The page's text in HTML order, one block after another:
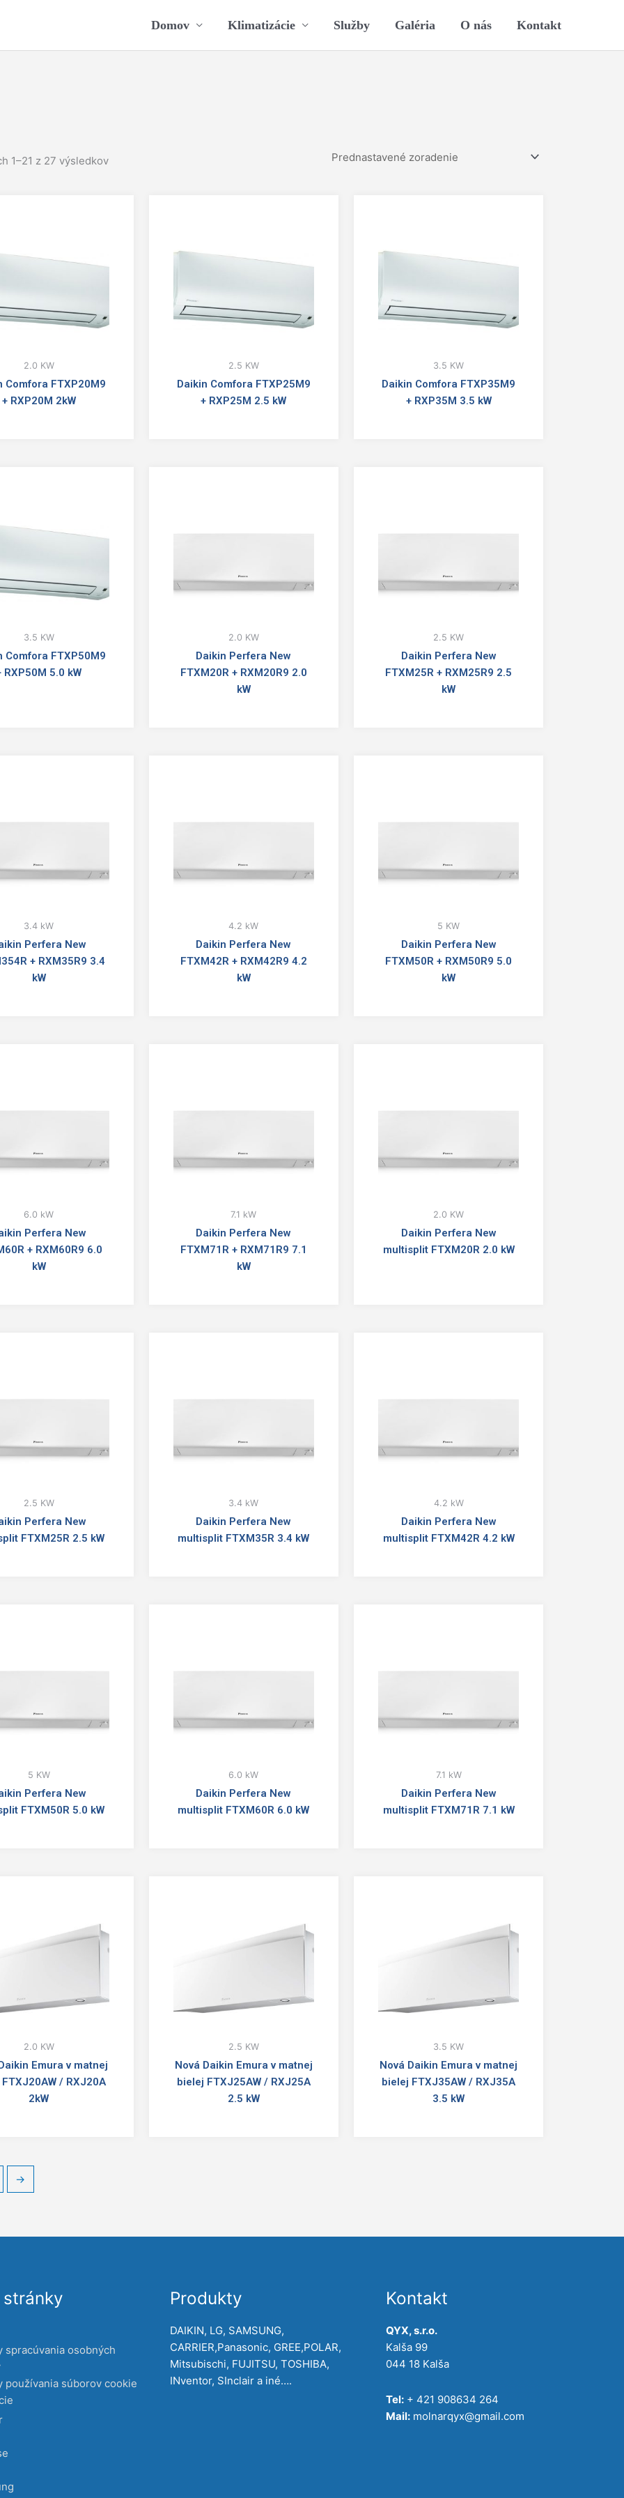
Domov Klimatizácie Služby Galéria O nás Kontakt
1–21 z 27 výsledkov
2.0 KW
Comfora FTXP20M9
+ RXP20M 2kW
2.5 KW
Daikin Comfora FTXP25M9
+ RXP25M 2.5 kW
3.5 KW
Daikin Comfora FTXP35M9
+ RXP35M 3.5 kW
3.5 KW
Comfora FTXP50M9
RXP50M 5.0 kW
2.0 KW
Daikin Perfera New
FTXM20R + RXM20R9 2.0
kW
2.5 KW
Daikin Perfera New
FTXM25R + RXM25R9 2.5
kW
3.4 kW
Perfera New
+ RXM35R9 3.4
kW
4.2 kW
Daikin Perfera New
FTXM42R + RXM42R9 4.2
kW
5 KW
Daikin Perfera New
FTXM50R + RXM50R9 5.0
kW
6.0 kW
Perfera New
+ RXM60R9 6.0
kW
7.1 kW
Daikin Perfera New
FTXM71R + RXM71R9 7.1
kW
2.0 KW
Daikin Perfera New
multisplit FTXM20R 2.0 kW
2.5 KW
Perfera New
FTXM25R 2.5 kW
3.4 kW
Daikin Perfera New
multisplit FTXM35R 3.4 kW
4.2 kW
Daikin Perfera New
multisplit FTXM42R 4.2 kW
5 KW
Perfera New
FTXM50R 5.0 kW
6.0 kW
Daikin Perfera New
multisplit FTXM60R 6.0 kW
7.1 kW
Daikin Perfera New
multisplit FTXM71R 7.1 kW
2.0 KW
Emura v matnej
/ RXJ20A
2kW
2.5 KW
Nová Daikin Emura v matnej
bielej FTXJ25AW / RXJ25A
2.5 kW
3.5 KW
Nová Daikin Emura v matnej
bielej FTXJ35AW / RXJ35A
3.5 kW
→
spracúvania osobných
používania súborov cookie
Produkty
DAIKIN, LG, SAMSUNG,
CARRIER,Panasonic, GREE,POLAR,
Mitsubischi, FUJITSU, TOSHIBA,
INventor, SInclair a iné….
Kontakt
QYX, s.r.o.
Kalša 99
044 18 Kalša
Tel: + 421 908634 264
Mail: molnarqyx@gmail.com